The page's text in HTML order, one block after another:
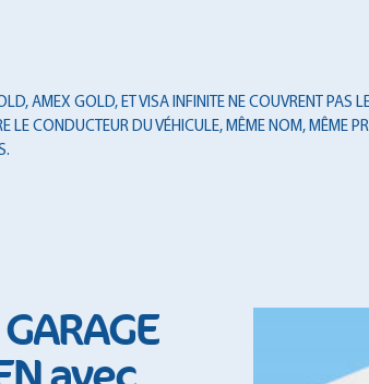
AMEX GOLD, ET VISA INFINITE NE COUVRENT PAS
LE CONDUCTEUR DU VÉHICULE, MÊME NOM, MÊME